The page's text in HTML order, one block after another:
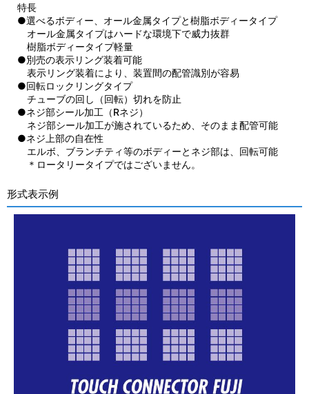
特長
●選べるボディー、オール金属タイプと樹脂ボディータイプ
オール金属タイプはハードな環境下で威力抜群
樹脂ボディータイプ軽量
●別売の表示リング装着可能
表示リング装着により、装置間の配管識別が容易
●回転ロックリングタイプ
チューブの回し（回転）切れを防止
●ネジ部シール加工（Rネジ）
ネジ部シール加工が施されているため、そのまま配管可能
●ネジ上部の自在性
エルボ、ブランチティ等のボディーとネジ部は、回転可能
＊ロータリータイプではございません。
形式表示例